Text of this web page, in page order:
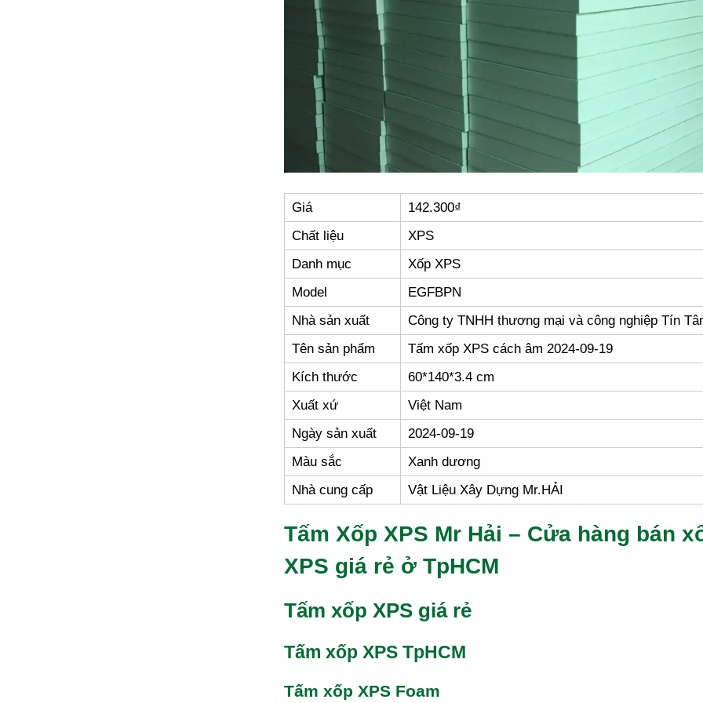
Giá
142.300₫
Chất liệu
XPS
Danh mục
Xốp XPS
Model
EGFBPN
Nhà sản xuất
Công ty TNHH thương mại và công nghiệp Tín
Tên sản phẩm
Tấm xốp XPS cách âm 2024-09-19
Kích thước
60*140*3.4 cm
Xuất xứ
Việt Nam
Ngày sản xuất
2024-09-19
Màu sắc
Xanh dương
Nhà cung cấp
Vật Liệu Xây Dựng Mr.HẢI
Tấm Xốp XPS Mr Hải – Cửa hàng bán
XPS giá rẻ ở TpHCM
Tấm xốp XPS giá rẻ
Tấm xốp XPS TpHCM
Tấm xốp XPS Foam